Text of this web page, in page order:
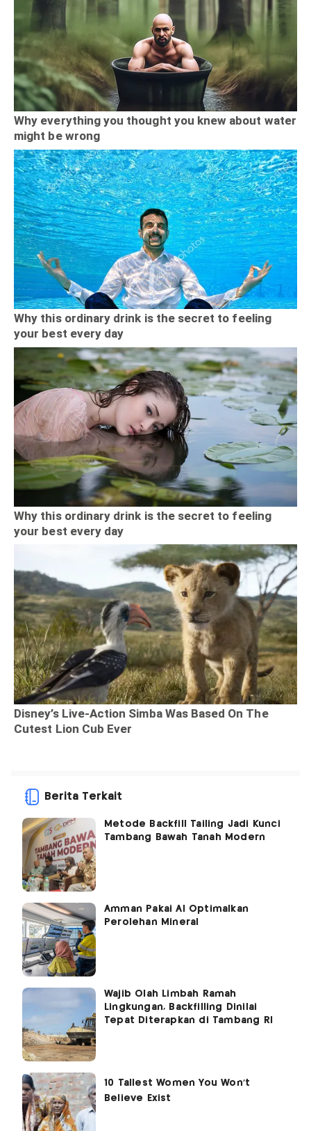
Berita Terkait
Metode Backfill Tailing Jadi Kunci
Tambang Bawah Tanah Modern
Amman Pakai AI Optimalkan
Perolehan Mineral
Wajib Olah Limbah Ramah
Lingkungan, Backfilling Dinilai
Tepat Diterapkan di Tambang RI